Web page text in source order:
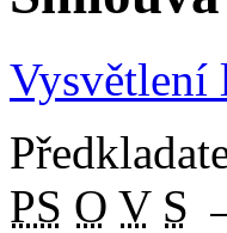
Vysvětlení
PS O V S